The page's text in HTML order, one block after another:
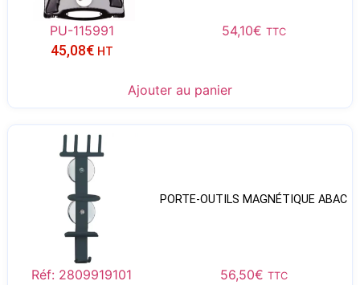
PU-115991 54,10€ TTC
45,08€ HT
Ajouter au panier
PORTE-OUTILS MAGNÉTIQUE ABAC
Réf: 2809919101 56,50€ TTC